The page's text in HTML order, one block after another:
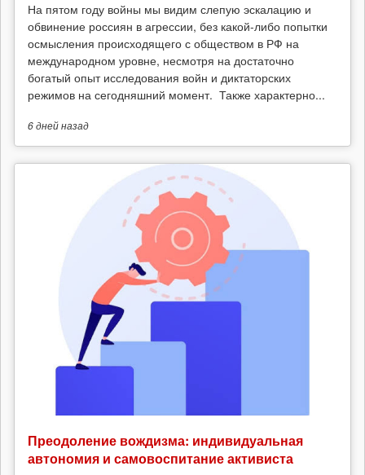
На пятом году войны мы видим слепую эскалацию и
обвинение россиян в агрессии, без какой-либо попытки
осмысления происходящего с обществом в РФ на
международном уровне, несмотря на достаточно
богатый опыт исследования войн и диктаторских
режимов на сегодняшний момент. Также характерно...
6 днейназад
Преодоление вождизма: индивидуальная
автономия и самовоспитание активиста